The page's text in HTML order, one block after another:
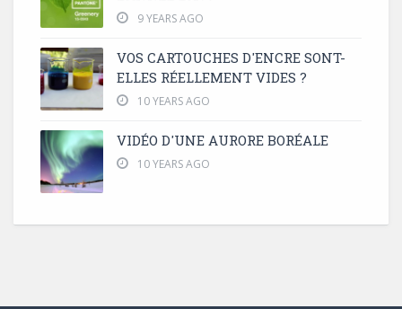
9 YEARS AGO
VOS CARTOUCHES D'ENCRE SONT-
ELLES RÉELLEMENT VIDES ?
10 YEARS AGO
VIDÉO D'UNE AURORE BORÉALE
10 YEARS AGO